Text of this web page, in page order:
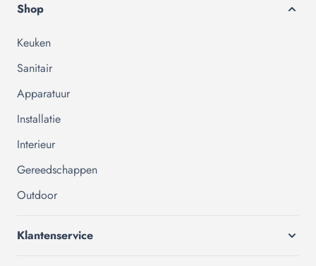
Shop
Keuken
Sanitair
Apparatuur
Installatie
Interieur
Gereedschappen
Outdoor
Klantenservice